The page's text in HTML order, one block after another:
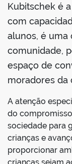
Kubitschek é
com
alunos, é uma
comunidade,
espaço de
moradores da
A atenção
do
sociedade para
crianças e
proporcionar